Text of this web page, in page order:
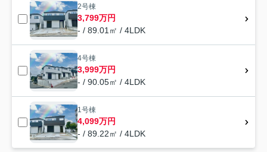
2号棟
3,799万円
- / 89.01㎡ / 4LDK
4号棟
3,999万円
- / 90.05㎡ / 4LDK
1号棟
4,099万円
- / 89.22㎡ / 4LDK